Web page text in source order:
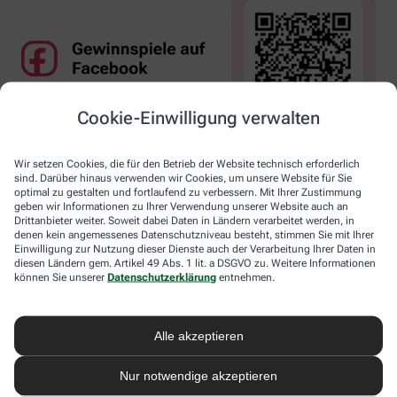
Cookie-Einwilligung verwalten
Wir setzen Cookies, die für den Betrieb der Website technisch erforderlich
sind. Darüber hinaus verwenden wir Cookies, um unsere Website für Sie
optimal zu gestalten und fortlaufend zu verbessern. Mit Ihrer Zustimmung
geben wir Informationen zu Ihrer Verwendung unserer Website auch an
Drittanbieter weiter. Soweit dabei Daten in Ländern verarbeitet werden, in
denen kein angemessenes Datenschutzniveau besteht, stimmen Sie mit Ihrer
Einwilligung zur Nutzung dieser Dienste auch der Verarbeitung Ihrer Daten in
diesen Ländern gem. Artikel 49 Abs. 1 lit. a DSGVO zu. Weitere Informationen
können Sie unserer Datenschutzerklärung entnehmen.
Alle akzeptieren
Nur notwendige akzeptieren